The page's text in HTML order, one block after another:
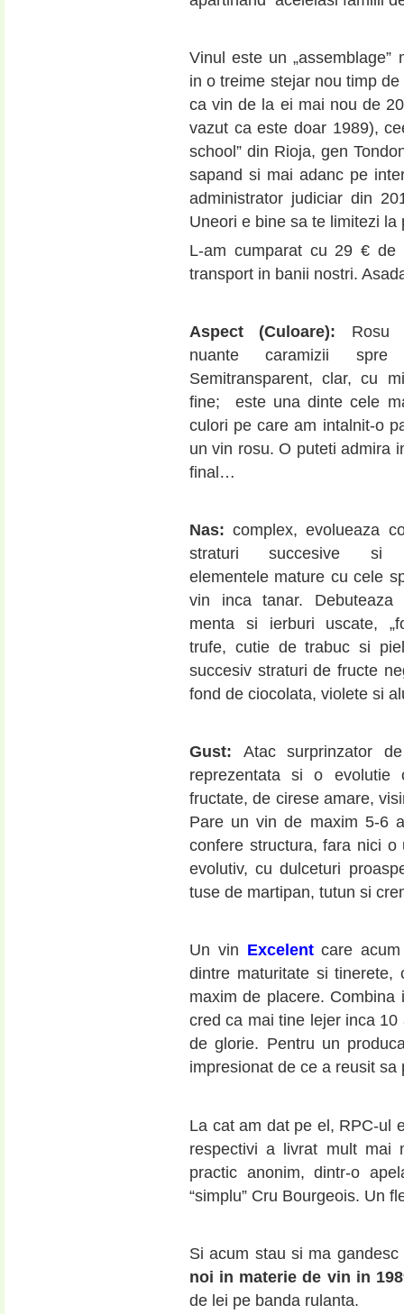
Vinul este un
in o treime stejar nou timp
ca vin de la ei mai nou de
vazut ca este doar 1989),
school” din Rioja, gen
sapand si mai adanc pe
administrator judiciar din
Uneori e bine sa te limitezi
L-am cumparat cu 29 €
transport in banii nostri.
Aspect (Culoare): Rosu
nuante caramizii spre
Semitransparent, clar, cu
fine; este una dinte cele
culori pe care am intalnit-o
un vin rosu. O puteti admira
final…
Nas:complex, evolueaza
straturi succesive si
elementele mature cu cele
vin inca tanar.
menta si ierburi uscate,
trufe, cutie de trabuc si
succesiv straturi de fructe
fond de ciocolata, violete si
Gust: Atac surprinzator
reprezentata si o evolutie
fructate, de cirese amare,
Pare un vin de maxim 5-6
confere structura, fara nici
evolutiv, cu dulceturi
tuse de martipan, tutun si
Un vin Excelentcare acum
dintre maturitate si tinerete,
maxim de placere.
cred ca mai tine lejer inca
de glorie. Pentru un
impresionat de ce a reusit sa
La cat am dat pe el, RPC-ul
respectivi a livrat mult mai
practic anonim, dintr-o
“simplu” Cru Bourgeois. Un
Si acum stau si ma
noi in materie de vin in
de lei pe banda rulanta.